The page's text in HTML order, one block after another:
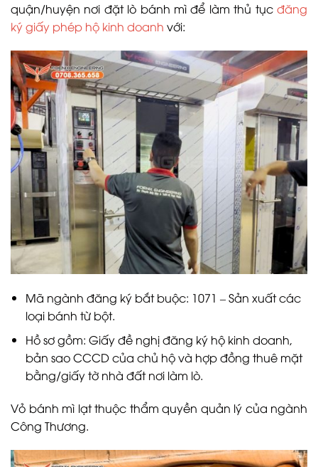
quận/huyện nơi đặt lò bánh mì để làm thủ tục đăng
ký giấy phép hộ kinh doanh với:
Mã ngành đăng ký bắt buộc: 1071 – Sản xuất các
loại bánh từ bột.
Hồ sơ gồm: Giấy đề nghị đăng ký hộ kinh doanh,
bản sao CCCD của chủ hộ và hợp đồng thuê mặt
bằng/giấy tờ nhà đất nơi làm lò.
Vỏ bánh mì lạt thuộc thẩm quyền quản lý của ngành
Công Thương.